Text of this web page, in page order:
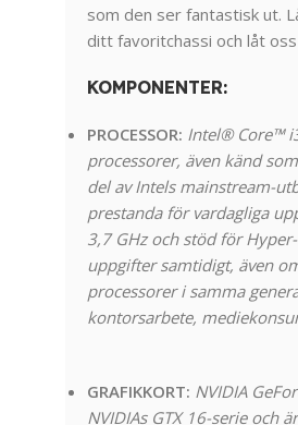
som den ser fantastisk ut.
ditt favoritchassi och låt
KOMPONENTER:
PROCESSOR: Intel® Core™
processorer, även känd
del av Intels mainstream-
prestanda för vardagliga
3,7 GHz och stöd för
uppgifter samtidigt, även
processorer i samma
kontorsarbete,
GRAFIKKORT: NVIDIA
NVIDIAs GTX 16-serie och